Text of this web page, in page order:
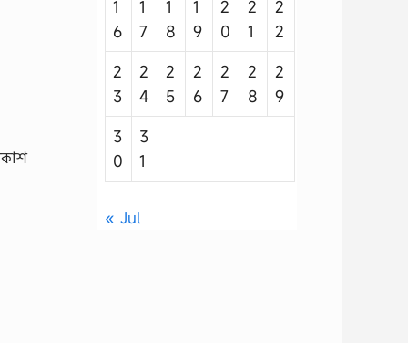
1
6
1
7
1
8
1
9
2
0
2
1
2
2
2
3
2
4
2
5
2
6
2
7
2
8
2
9
3
0
3
1
« Jul